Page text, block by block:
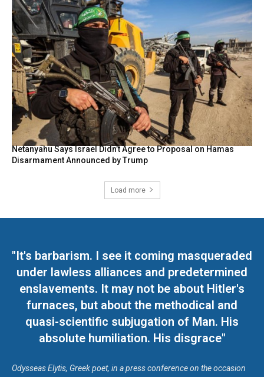
Netanyahu Says Israel Didn’t Agree to Proposal on Hamas
Disarmament Announced by Trump
Load more
"It's barbarism. I see it coming masqueraded
under lawless alliances and predetermined
enslavements. It may not be about Hitler's
furnaces, but about the methodical and
quasi-scientific subjugation of Man. His
absolute humiliation. His disgrace"
Odysseas Elytis, Greek poet, in a press conference on the occasion